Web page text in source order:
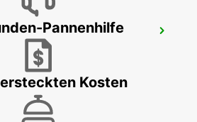
- SERVICE-POINT
Pannenhilfe
Kosten